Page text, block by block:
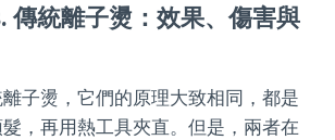
傳統離子燙：效果、傷害與
子燙，它們的原理大致相同，都是
，再用熱工具夾直。但是，兩者在